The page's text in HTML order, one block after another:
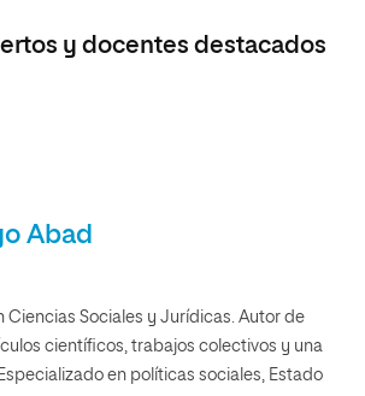
y docentes destacados
Abad
Ciencias Sociales y Jurídicas. Autor de
científicos, trabajos colectivos y una
en políticas sociales, Estado